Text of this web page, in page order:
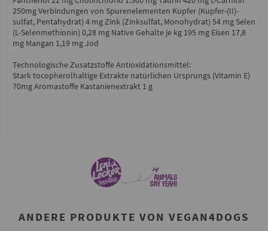
250mg Verbindungen von Spurenelementen Kupfer (Kupfer-(II)-
sulfat, Pentahydrat) 4 mg Zink (Zinksulfat, Monohydrat) 54 mg Selen
(L-Selenmethionin) 0,28 mg Native Gehalte je kg 195 mg Eisen 17,8
mg Mangan 1,19 mg Jod
Technologische Zusatzstoffe Antioxidationsmittel:
Stark tocopherolhaltige Extrakte natürlichen Ursprungs (Vitamin E)
70mg Aromastoffe Kastanienextrakt 1 g
ANDERE PRODUKTE VON VEGAN4DOGS